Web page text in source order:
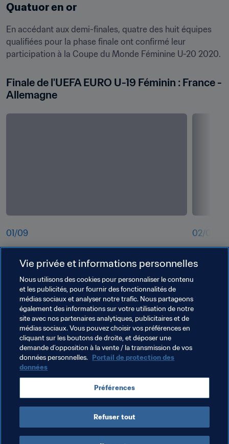
Quatuor en or
En accédant aux demi-finales, quatre des huit équipes
qualifiées pour la phase finale ont confirmé leur
participation à la Coupe du Monde Féminine U-20 2020.
Finale de l'UEFA EURO U-19 Féminin : France -
Allemagne
01 /09
tdkkxcnqj998m608r5rf.jpg
02/09
Thèmes en lien
France Germany Spain Netherlands
Vie privée et informations personnelles
Nous utilisons des cookies pour personnaliser le contenu
et les publicités, pour fournir des fonctionnalités de
médias sociaux et analyser notre trafic. Nous partageons
également des informations sur votre utilisation de notre
site avec nos partenaires analytiques, publicitaires et de
médias sociaux. Vous pouvez choisir vos préférences en
cliquant sur les boutons de droite, et déposer une
demande d’opposition à la vente / la transmission de vos
données personnelles. Portail de protection des
données
Préférences
Refuser tout